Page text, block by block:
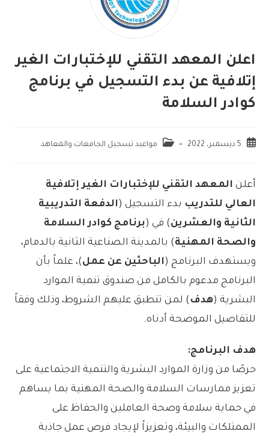
اعلن المعهد التقني للإختبارات الغير
إتلافية عن بدء التسجيل في برنامج
كوادر السلامة
5 ديسمبر، 2022 مواعيد تسجيل الجامعات والمعاهد
أعلن المعهد التقني للإختبارات الغير إتلافية
العالي للتدريب بدء التسجيل (الدفعة التدريبية
الثانية والعشرين) في (برنامج كوادر السلامة
والصحة المهنية) بالمدينة الصناعية الثانية بالدمام،
ويستهدف البرنامج (الباحثين عن عمل)، علماً بأن
البرنامج مدعوم بالكامل من صندوق تنمية الموارد
البشرية (هدف ) لمن تنطبق عليهم الشروط، وذلك وفقاً
للتفاصيل الموضحة أدناه.
هدف البرنامج:
حرصًا من وزارة الموارد البشرية والتنمية الاجتماعية على
تعزيز ممارسات السلامة والصحة المهنية بما يساهم
في حماية سلامة وصحة العاملين والحفاظ على
الممتلكات والبيئة، وتعزيزاً لإيجاد فرص عمل جاذبة